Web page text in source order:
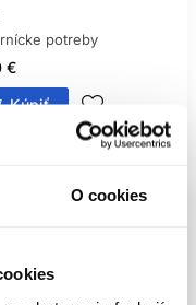
O cookies
potreby
€
Kúpiť